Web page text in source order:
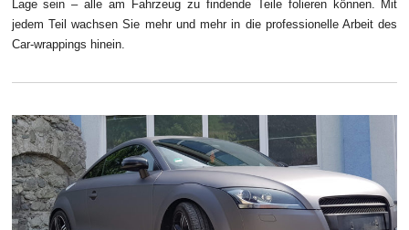
Lage sein – alle am Fahrzeug zu findende Teile folieren können. Mit
jedem Teil wachsen Sie mehr und mehr in die professionelle Arbeit des
Car-wrappings hinein.